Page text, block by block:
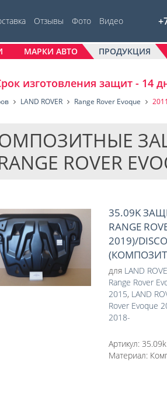
Отзывы Фото Видео
МАРКИ АВТО ПРОДУКЦИЯ
изготовления защит - 14
LAND ROVER Range Rover Evoque
ROVER
35.09K
RANGE
2019)/
для LAND
Range Rover
2015, LAND
Rover Evoque
2018-
Артикул: 35.09k
Материал: